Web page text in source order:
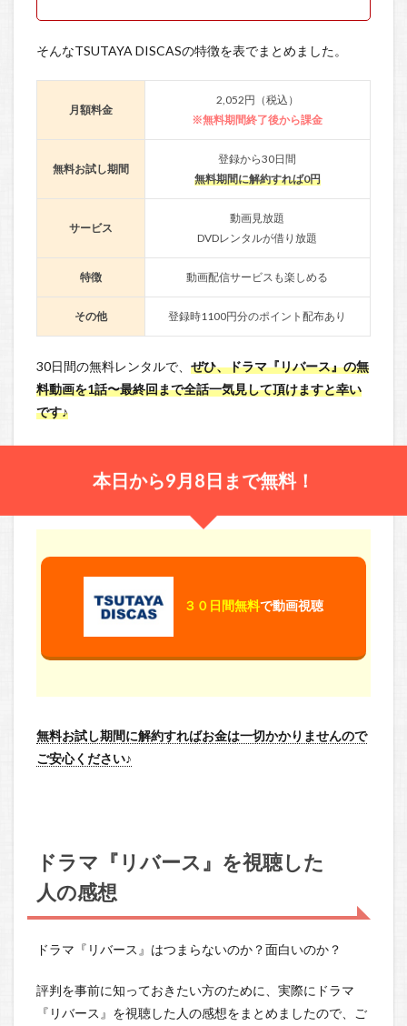
そんなTSUTAYA DISCASの特徴を表でまとめました。
月額料金
2,052円（税込）
※無料期間終了後から課金
無料お試し期間
登録から30日間
無料期間に解約すれば0円
サービス
動画見放題
DVDレンタルが借り放題
特徴 動画配信サービスも楽しめる
その他 登録時1100円分のポイント配布あり
30日間の無料レンタルで、 ぜひ、ドラマ『リバース』の無
料動画を1話〜最終回まで全話一気見して頂けますと幸い
です♪
本日から9月8日まで無料！
３０日間無料で動画視聴
無料お試し期間に解約すればお金は一切かかりませんので
ご安心ください♪
ドラマ『リバース』を視聴した
人の感想
ドラマ『リバース』はつまらないのか？面白いのか？
評判を事前に知っておきたい方のために、実際にドラマ
『リバース』を視聴した人の感想をまとめましたので、ご